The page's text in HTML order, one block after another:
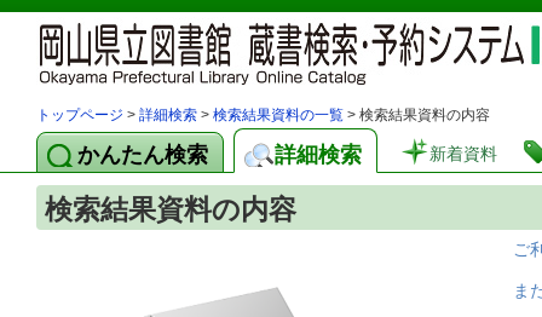
トップページ > 詳細検索 > 検索結果資料の一覧 > 検索結果資料の内容
かんたん検索 詳細検索 新着資料
検索結果資料の内容
ご
ま